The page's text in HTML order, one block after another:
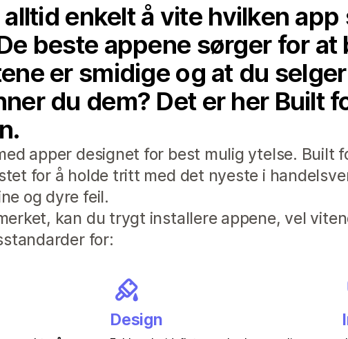
alltid enkelt å vite hvilken
beste appene sørger for at
er smidige og at du
du dem? Det er her Built
apper designet for best mulig ytelse. Built
for å holde tritt med det nyeste i
og dyre feil.
kan du trygt installere appene, vel
for:
Design